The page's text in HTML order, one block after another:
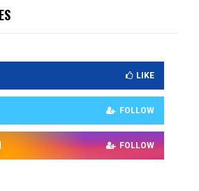
LIKE
FOLLOW
FOLLOW